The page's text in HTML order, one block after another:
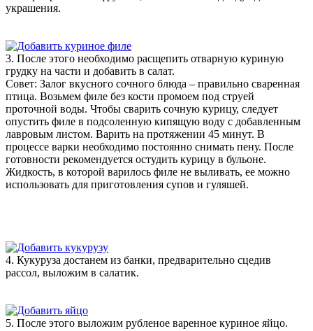
украшения.
3. После этого необходимо расщепить отварную куриную
грудку на части и добавить в салат.
Совет: Залог вкусного сочного блюда – правильно сваренная
птица. Возьмем филе без кости промоем под струей
проточной воды. Чтобы сварить сочную курицу, следует
опустить филе в подсоленную кипящую воду с добавленным
лавровым листом. Варить на протяжении 45 минут. В
процессе варки необходимо постоянно снимать пену. После
готовности рекомендуется остудить курицу в бульоне.
Жидкость, в которой варилось филе не выливать, ее можно
использовать для приготовления супов и гуляшей.
4. Кукуруза достанем из банки, предварительно сцедив
рассол, выложим в салатик.
5. После этого выложим рубленое варенное куриное яйцо.